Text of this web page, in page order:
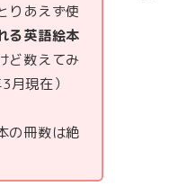
りあえず使
る英語絵本
ど数えてみ
月現在）
の冊数は絶